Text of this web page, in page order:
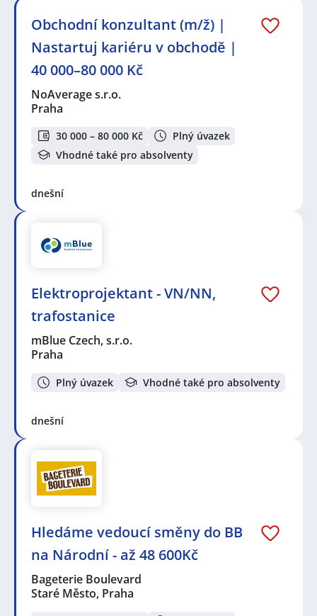
Obchodní konzultant (m/ž) |
Nastartuj kariéru v obchodě |
40 000–80 000 Kč
NoAverage s.r.o.
Praha
30 000 – 80 000 Kč
Plný úvazek
Vhodné také pro absolventy
dnešní
Elektroprojektant - VN/NN,
trafostanice
mBlue Czech, s.r.o.
Praha
Plný úvazek Vhodné také pro absolventy
dnešní
Hledáme vedoucí směny do BB
na Národní - až 48 600Kč
Bageterie Boulevard
Staré Město, Praha